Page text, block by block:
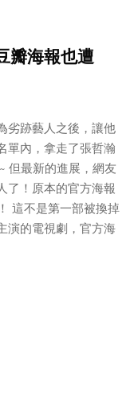
瓣海報也遭
劣跡藝人之後，讓他
單內，拿走了張哲瀚
但最新的進展，網友
了！原本的官方海報
這不是第一部被換掉
演的電視劇，官方海